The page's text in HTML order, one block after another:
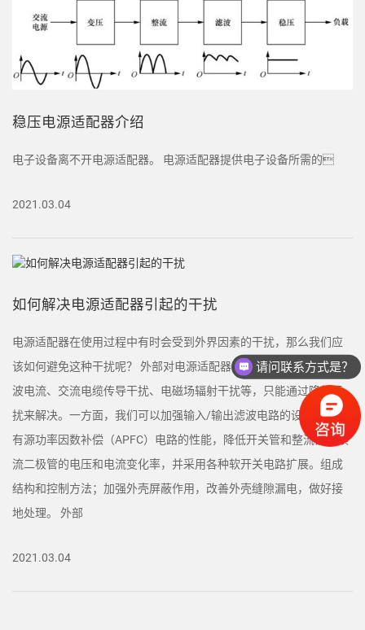
稳压电源适配器介绍
电子设备离不开电源适配器。 电源适配器提供电子设备所需的
2021.03.04
如何解决电源适配器引起的干扰
电源适配器在使用过程中有时会受到外界因素的干扰，那么我们应
该如何避免这种干扰呢？ 外部对电源适配器的干扰，如交流电缆谐
波电流、交流电缆传导干扰、电磁场辐射干扰等，只能通过降低干
扰来解决。一方面，我们可以加强输入/输出滤波电路的设计，提高
有源功率因数补偿（APFC）电路的性能，降低开关管和整流器和续
流二极管的电压和电流变化率，并采用各种软开关电路扩展。组成
结构和控制方法；加强外壳屏蔽作用，改善外壳缝隙漏电，做好接
地处理。 外部
2021.03.04
请问联系方式是？